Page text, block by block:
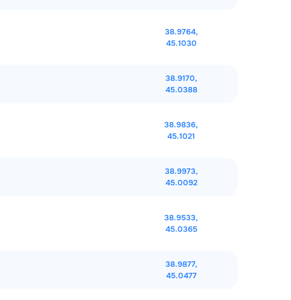
38.9764,
45.1030
38.9170,
45.0388
38.9836,
45.1021
38.9973,
45.0092
38.9533,
45.0365
38.9877,
45.0477